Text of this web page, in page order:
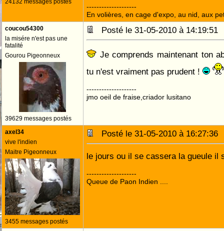
24132 messages postés
--------------------
En volières, en cage d'expo, au nid, aux
coucou54300
la misére n'est pas une
fatalité
Gourou Pigeonneux
39629 messages postés
Posté le 31-05-2010 à
Je comprends maintenant ton
tu n'est vraiment pas prudent !
--------------------
jmo oeil de fraise,criador lusitano
axel34
vive l'indien
Maitre Pigeonneux
3455 messages postés
Posté le 31-05-2010 à
le jours ou il se cassera la gueule il
--------------------
Queue de Paon Indien ....